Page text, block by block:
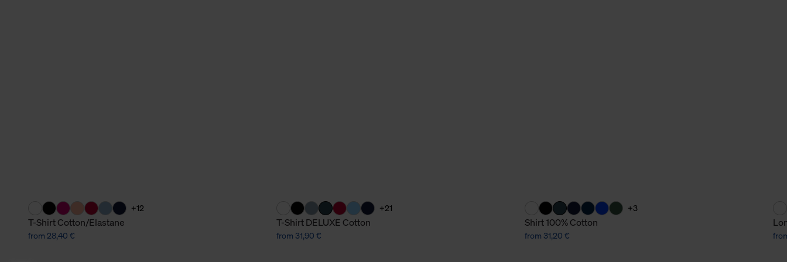
+12
T-Shirt Cotton/Elastane
from 28,40 €
+21
T-Shirt DELUXE Cotton
from 31,90 €
+3
Shirt 100% Cotton
from 31,20 €